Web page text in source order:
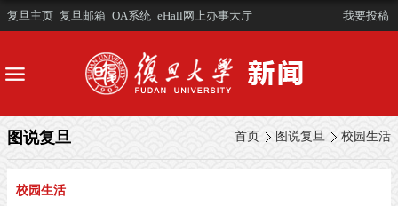
复旦主页 复旦邮箱 OA系统 eHall网上办事大厅 我要投稿
首页 图说复旦 校园生活
图说复旦
校园生活